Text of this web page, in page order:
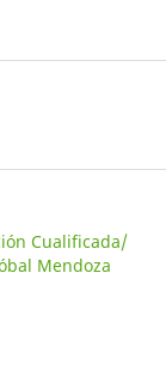
Cualificada/
Mendoza